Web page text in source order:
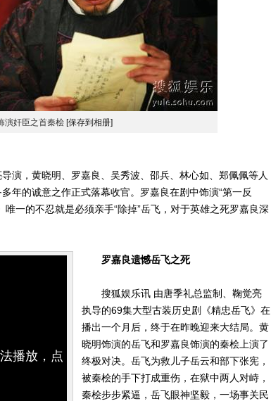
演奸臣之首秦桧 [保存到相册]
，黄晓明、罗嘉良、吴秀波、邵兵、林心如、郑佩佩等人
年的诚意之作正式落幕收官。罗嘉良在剧中饰演“第一反
一的不忍就是必须亲手“除掉”岳飞，对于英雄之死罗嘉良深
播放，点
罗嘉良遗憾岳飞之死
搜狐娱乐讯 由唐季礼总监制、鞠觉亮
执导的69集大型古装历史剧《精忠岳飞》在
播出一个月后，终于在昨晚迎来大结局。黄
晓明饰演的岳飞和罗嘉良饰演的秦桧上演了
终极对决。岳飞为救儿子岳云和部下张宪，
被秦桧的手下打成重伤，在狱中两人对峙，
秦桧步步紧逼，岳飞眼神坚毅，一场事关民